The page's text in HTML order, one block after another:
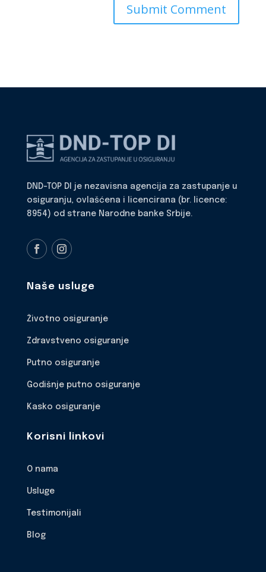
DND-TOP DI je nezavisna agencija za zastupanje u
osiguranju, ovlašćena i licencirana (br. licence:
8954) od strane Narodne banke Srbije.
Naše usluge
Životno osiguranje
Zdravstveno osiguranje
Putno osiguranje
Godišnje putno osiguranje
Kasko osiguranje
Korisni linkovi
O nama
Usluge
Testimonijali
Blog